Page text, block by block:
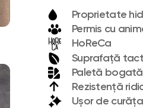
Proprietate
Permis cu
HoReCa
Suprafață
Paletă
Rezistență
Ușor de